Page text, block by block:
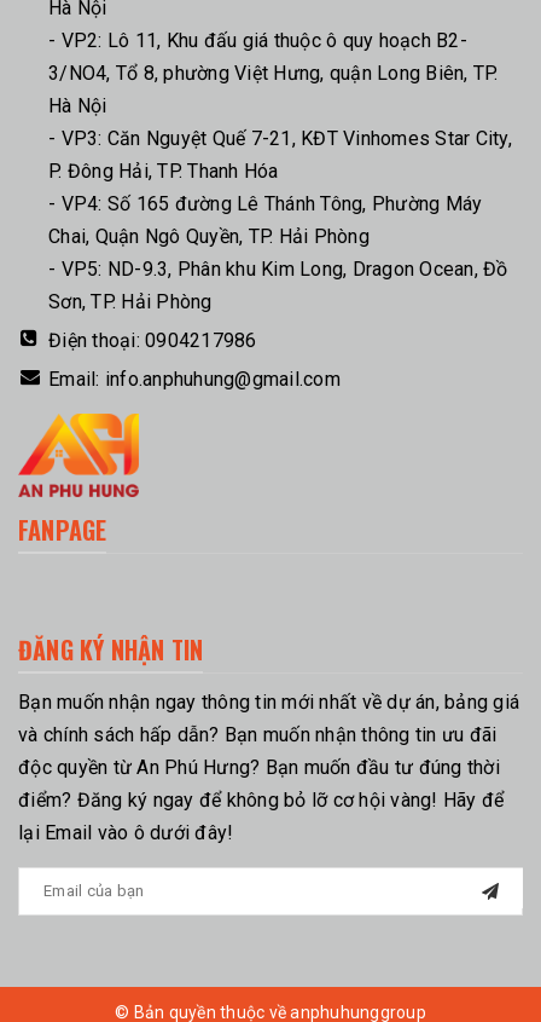
Hà Nội
- VP2: Lô 11, Khu đấu giá thuộc ô quy hoạch B2-
3/NO4, Tổ 8, phường Việt Hưng, quận Long Biên, TP.
Hà Nội
- VP3: Căn Nguyệt Quế 7-21, KĐT Vinhomes Star City,
P. Đông Hải, TP. Thanh Hóa
- VP4: Số 165 đường Lê Thánh Tông, Phường Máy
Chai, Quận Ngô Quyền, TP. Hải Phòng
- VP5: ND-9.3, Phân khu Kim Long, Dragon Ocean, Đồ
Sơn, TP. Hải Phòng
Điện thoại: 0904217986
Email: info.anphuhung@gmail.com
FANPAGE
ĐĂNG KÝ NHẬN TIN
Bạn muốn nhận ngay thông tin mới nhất về dự án, bảng giá
và chính sách hấp dẫn? Bạn muốn nhận thông tin ưu đãi
độc quyền từ An Phú Hưng? Bạn muốn đầu tư đúng thời
điểm? Đăng ký ngay để không bỏ lỡ cơ hội vàng! Hãy để
lại Email vào ô dưới đây!
© Bản quyền thuộc về anphuhunggroup